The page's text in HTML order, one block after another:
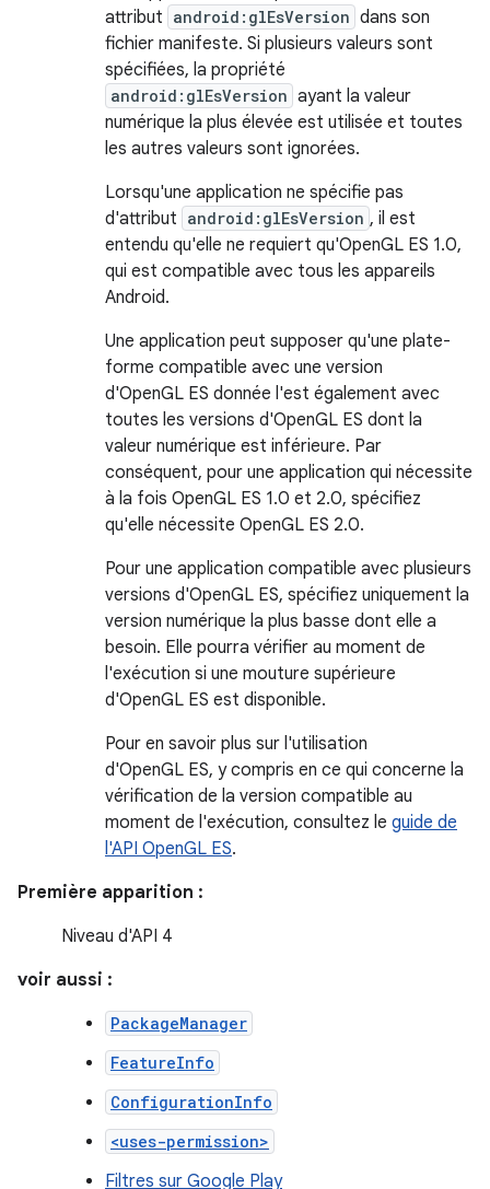
attribut android:glEsVersion dans son
fichier manifeste. Si plusieurs valeurs sont
spécifiées, la propriété
android:glEsVersion ayant la valeur
numérique la plus élevée est utilisée et toutes
les autres valeurs sont ignorées.
Lorsqu'une application ne spécifie pas
d'attribut android:glEsVersion , il est
entendu qu'elle ne requiert qu'OpenGL ES 1.0,
qui est compatible avec tous les appareils
Android.
Une application peut supposer qu'une plate-
forme compatible avec une version
d'OpenGL ES donnée l'est également avec
toutes les versions d'OpenGL ES dont la
valeur numérique est inférieure. Par
conséquent, pour une application qui nécessite
à la fois OpenGL ES 1.0 et 2.0, spécifiez
qu'elle nécessite OpenGL ES 2.0.
Pour une application compatible avec plusieurs
versions d'OpenGL ES, spécifiez uniquement la
version numérique la plus basse dont elle a
besoin. Elle pourra vérifier au moment de
l'exécution si une mouture supérieure
d'OpenGL ES est disponible.
Pour en savoir plus sur l'utilisation
d'OpenGL ES, y compris en ce qui concerne la
vérification de la version compatible au
moment de l'exécution, consultez le guide de
l'API OpenGL ES.
Première apparition :
Niveau d'API 4
voir aussi :
PackageManager
FeatureInfo
ConfigurationInfo
<uses-permission>
Filtres sur Google Play